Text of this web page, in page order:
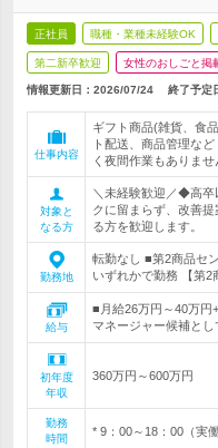
正社員 職種・業種未経験OK
第二新卒歓迎 女性のおしごと掲
情報更新日：2026/07/24 終了予定
仕事内容
ギフト商品(雑貨、食
ト配送、商品管理な
く夜間作業もありませ
対象と
なる方
＼未経験歓迎／◆高
クに留まらず、改善
る方を歓迎します。
勤務地
転勤なし ■第2商品セ
いずれかで勤務 【第2
給与
■月給26万円～40万
マネージャー候補と
初年度
年収
360万円～600万円
勤務
時間
* 9：00～18：00（実